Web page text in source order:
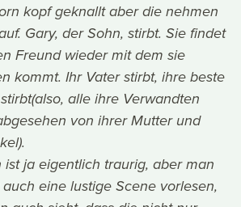
kopf geknallt aber die nehmen
Gary, der Sohn, stirbt. Sie findet
Freund wieder mit dem sie
kommt. Ihr Vater stirbt, ihre beste
alle ihre Verwandten
von ihrer Mutter und
ist ja eigentlich traurig, aber man
eine lustige Scene vorlesen,